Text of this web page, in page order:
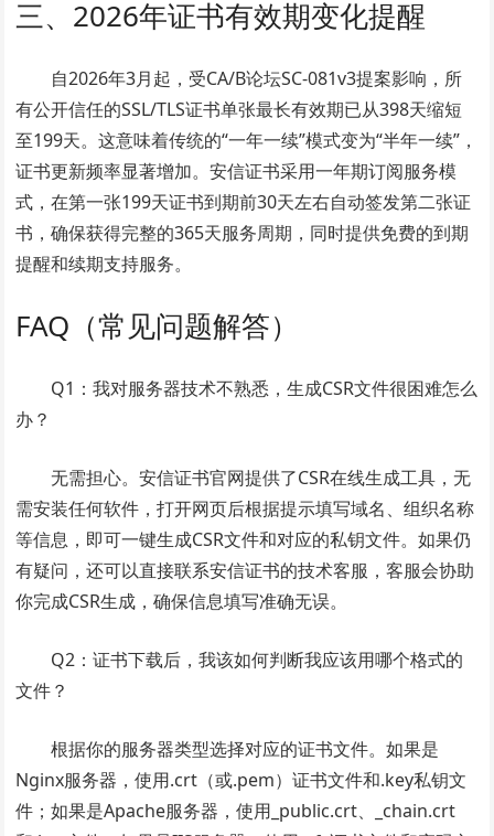
三、2026年证书有效期变化提醒
自2026年3月起，受CA/B论坛SC-081v3提案影响，所
有公开信任的SSL/TLS证书单张最长有效期已从398天缩短
至199天。这意味着传统的“一年一续”模式变为“半年一续”，
证书更新频率显著增加。安信证书采用一年期订阅服务模
式，在第一张199天证书到期前30天左右自动签发第二张证
书，确保获得完整的365天服务周期，同时提供免费的到期
提醒和续期支持服务。
FAQ（常见问题解答）
Q1：我对服务器技术不熟悉，生成CSR文件很困难怎么
办？
无需担心。安信证书官网提供了CSR在线生成工具，无
需安装任何软件，打开网页后根据提示填写域名、组织名称
等信息，即可一键生成CSR文件和对应的私钥文件。如果仍
有疑问，还可以直接联系安信证书的技术客服，客服会协助
你完成CSR生成，确保信息填写准确无误。
Q2：证书下载后，我该如何判断我应该用哪个格式的
文件？
根据你的服务器类型选择对应的证书文件。如果是
Nginx服务器，使用.crt（或.pem）证书文件和.key私钥文
件；如果是Apache服务器，使用_public.crt、_chain.crt